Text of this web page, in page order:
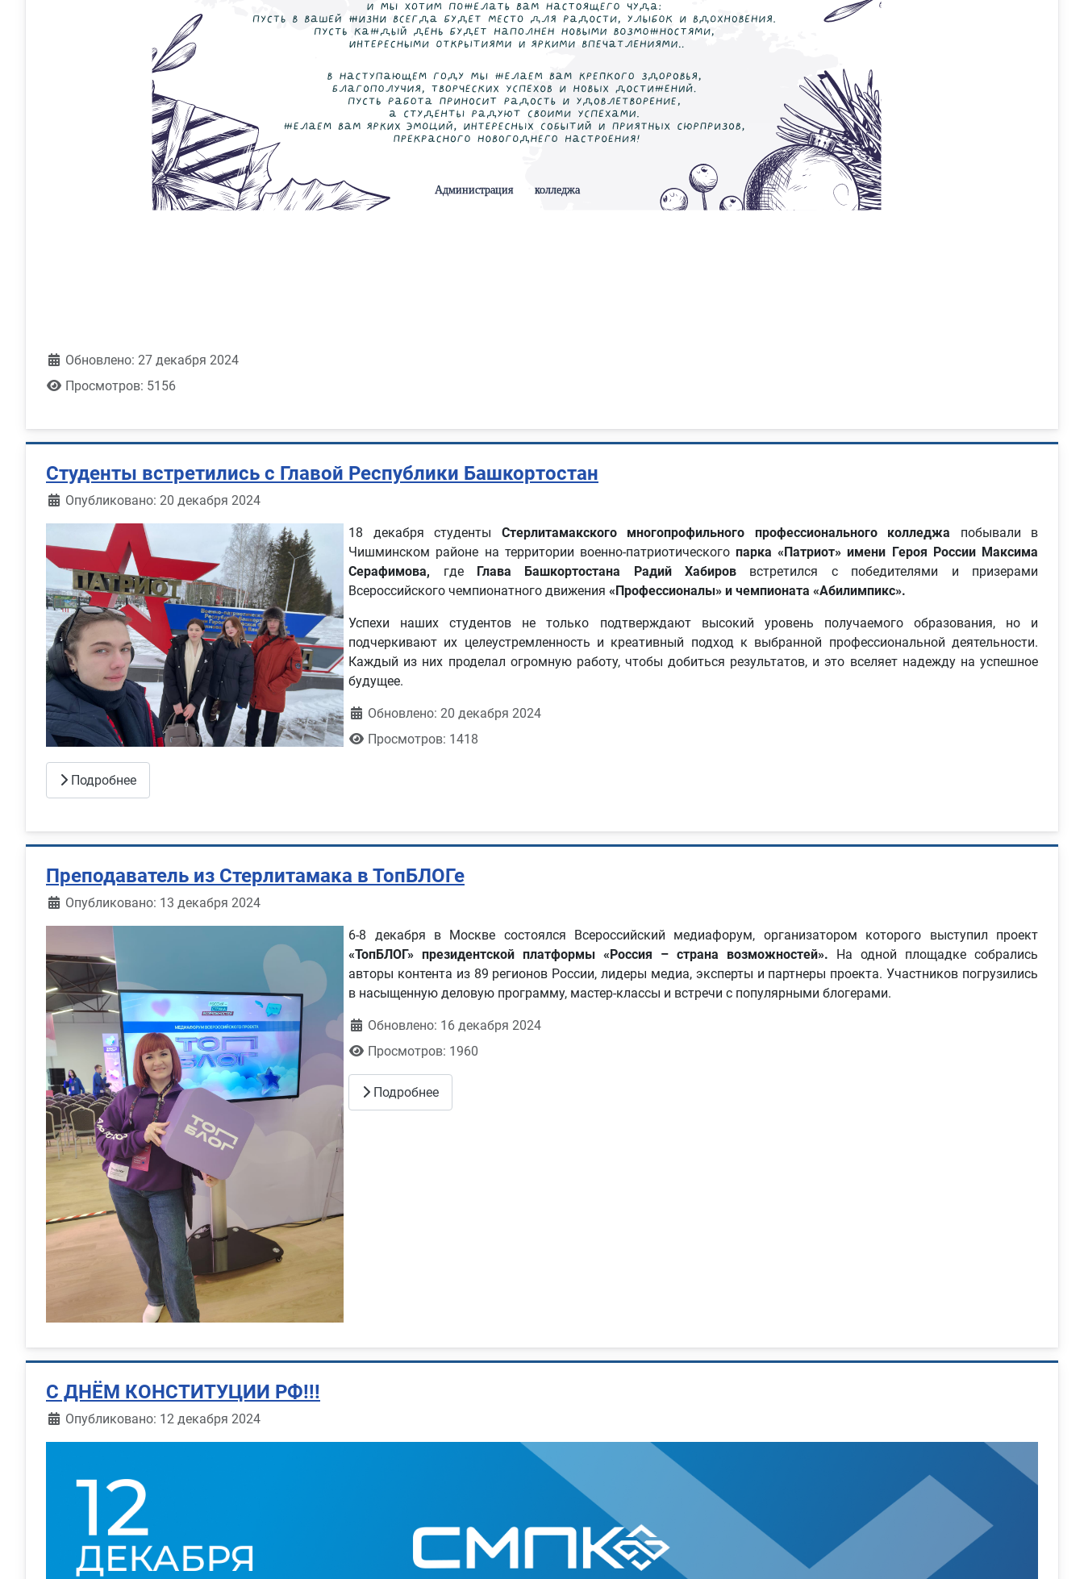
Обновлено: 27 декабря 2024
Просмотров: 5156
Студенты встретились с Главой Республики Башкортостан
Информация о материале
Опубликовано: 20 декабря 2024
18 декабря студенты Стерлитамакского многопрофильного профессионального колледжа побывали в
Чишминском районе на территории военно-патриотическогопарка «Патриот» имени Героя России Максима
Серафимова, где Глава Башкортостана Радий Хабиров встретился с победителями и призерами
Всероссийского чемпионатного движения«Профессионалы» и чемпионата «Абилимпикс».
Успехи наших студентов не только подтверждают высокий уровень получаемого образования, но и
подчеркивают их целеустремленность и креативный подход к выбранной профессиональной деятельности.
Каждый из них проделал огромную работу, чтобы добиться результатов, и это вселяет надежду на успешное
будущее.
Обновлено: 20 декабря 2024
Просмотров: 1418
Подробнее
Преподаватель из Стерлитамака в ТопБЛОГе
Информация о материале
Опубликовано: 13 декабря 2024
6-8 декабря в Москве состоялся Всероссийский медиафорум, организатором которого выступил проект
«ТопБЛОГ» президентской платформы «Россия – страна возможностей».
На одной площадке собрались
авторы контента из 89 регионов России, лидеры медиа, эксперты и партнеры проекта. Участников погрузились
в насыщенную деловую программу, мастер-классы и встречи с популярными блогерами.
Обновлено: 16 декабря 2024
Просмотров: 1960
Подробнее
С ДНЁМ КОНСТИТУЦИИ РФ!!!
Информация о материале
Опубликовано: 12 декабря 2024